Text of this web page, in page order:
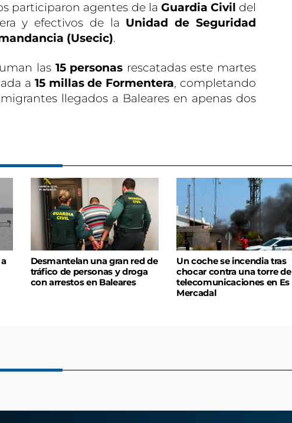
participaron agentes de la Guardia Civil del
y efectivos de la Unidad de Seguridad
(Usecic).
las 15 personas rescatadas este martes
a 15 millas de Formentera, completando
llegados a Baleares en apenas dos
Desmantelan una gran red de
tráfico de personas y droga
con arrestos en Baleares
Un coche se incendia tras
chocar contra una torre de
telecomunicaciones en Es
Mercadal